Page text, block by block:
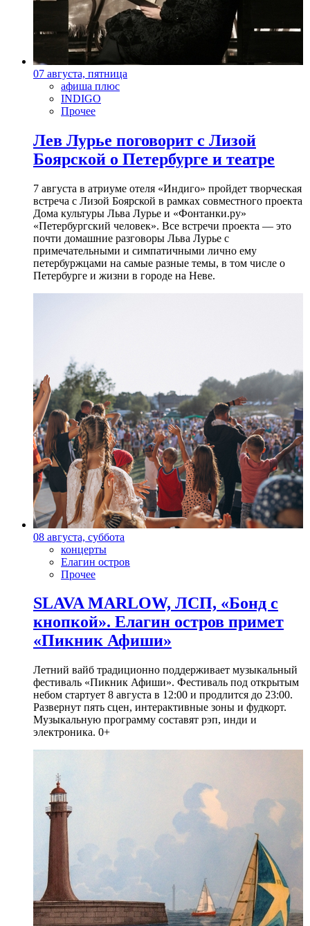
07 августа, пятница
афиша плюс
INDIGO
Прочее
Лев Лурье поговорит с Лизой
Боярской о Петербурге и театре
7 августа в атриуме отеля «Индиго» пройдет творческая
встреча с Лизой Боярской в рамках совместного проекта
Дома культуры Льва Лурье и «Фонтанки.ру»
«Петербургский человек». Все встречи проекта — это
почти домашние разговоры Льва Лурье с
примечательными и симпатичными лично ему
петербуржцами на самые разные темы, в том числе о
Петербурге и жизни в городе на Неве.
08 августа, суббота
концерты
Елагин остров
Прочее
SLAVA MARLOW, ЛСП, «Бонд с
кнопкой». Елагин остров примет
«Пикник Афиши»
Летний вайб традиционно поддерживает музыкальный
фестиваль «Пикник Афиши». Фестиваль под открытым
небом стартует 8 августа в 12:00 и продлится до 23:00.
Развернут пять сцен, интерактивные зоны и фудкорт.
Музыкальную программу составят рэп, инди и
электроника. 0+